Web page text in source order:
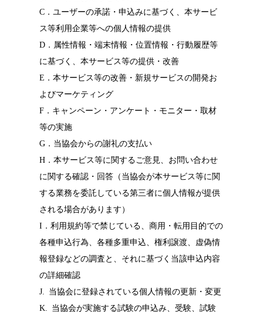
C．ユーザーの承諾・申込みに基づく、本サービ
ス等利用企業等への個人情報の提供
D．属性情報・端末情報・位置情報・行動履歴等
に基づく、本サービス等の提供・改善
E．本サービス等の改善・新規サービスの開発お
よびマーケティング
F．キャンペーン・アンケート・モニター・取材
等の実施
G．当協会からの謝礼の支払い
H．本サービス等に関するご意見、お問い合わせ
に関する確認・回答（当協会が本サービス等に関
する業務を委託している第三者に個人情報が提供
される場合があります）
I．利用規約等で禁じている、商用・転用目的での
各種申込行為、各種多重申込、権利譲渡、虚偽情
報登録などの調査と、それに基づく当該申込内容
の詳細確認
J. 当協会に登録されている個人情報の更新・変更
K. 当協会が実施する試験の申込み、受験、試験